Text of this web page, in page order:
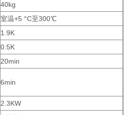
40kg
室温+5 °C至300℃
1.9K
0.5K
20min
6min
2.3KW